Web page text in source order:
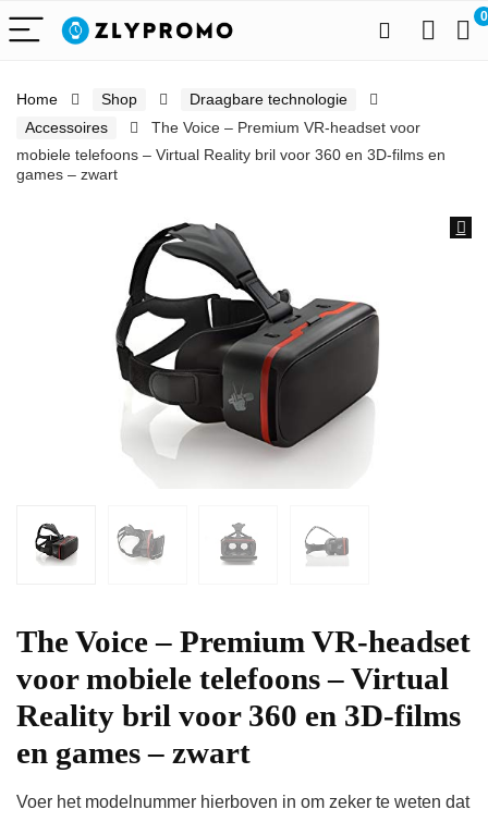
0
Home Shop
Draagbare technologie
Accessoires
The Voice – Premium VR-headset voor
mobiele telefoons – Virtual Reality bril voor 360 en 3D-films en
games – zwart
The Voice – Premium VR-headset
voor mobiele telefoons – Virtual
Reality bril voor 360 en 3D-films
en games – zwart
Voer het modelnummer hierboven in om zeker te weten dat